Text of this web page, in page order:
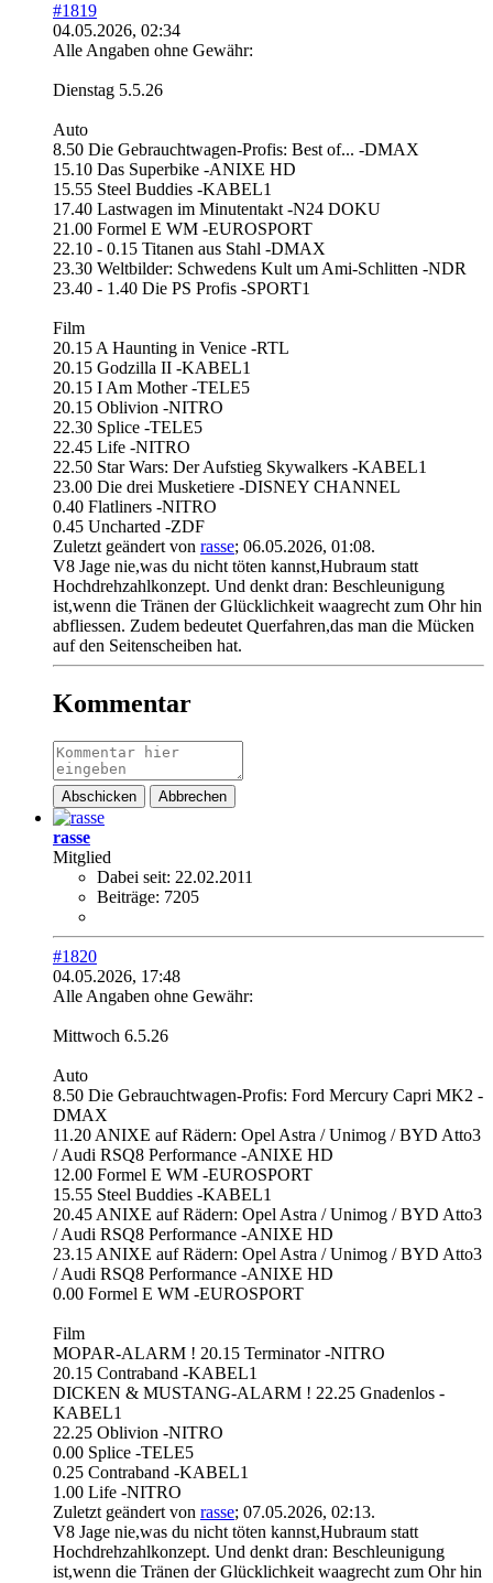
#1819
04.05.2026, 02:34
Alle Angaben ohne Gewähr:
Dienstag 5.5.26
Auto
8.50 Die Gebrauchtwagen-Profis: Best of... -DMAX
15.10 Das Superbike -ANIXE HD
15.55 Steel Buddies -KABEL1
17.40 Lastwagen im Minutentakt -N24 DOKU
21.00 Formel E WM -EUROSPORT
22.10 - 0.15 Titanen aus Stahl -DMAX
23.30 Weltbilder: Schwedens Kult um Ami-Schlitten -NDR
23.40 - 1.40 Die PS Profis -SPORT1
Film
20.15 A Haunting in Venice -RTL
20.15 Godzilla II -KABEL1
20.15 I Am Mother -TELE5
20.15 Oblivion -NITRO
22.30 Splice -TELE5
22.45 Life -NITRO
22.50 Star Wars: Der Aufstieg Skywalkers -KABEL1
23.00 Die drei Musketiere -DISNEY CHANNEL
0.40 Flatliners -NITRO
0.45 Uncharted -ZDF
Zuletzt geändert von rasse; 06.05.2026, 01:08.
V8 Jage nie,was du nicht töten kannst,Hubraum statt
Hochdrehzahlkonzept. Und denkt dran: Beschleunigung
ist,wenn die Tränen der Glücklichkeit waagrecht zum Ohr hin
abfliessen. Zudem bedeutet Querfahren,das man die Mücken
auf den Seitenscheiben hat.
Kommentar
Abschicken Abbrechen
rasse
Mitglied
Dabei seit: 22.02.2011
Beiträge: 7205
#1820
04.05.2026, 17:48
Alle Angaben ohne Gewähr:
Mittwoch 6.5.26
Auto
8.50 Die Gebrauchtwagen-Profis: Ford Mercury Capri MK2 -
DMAX
11.20 ANIXE auf Rädern: Opel Astra / Unimog / BYD Atto3
/ Audi RSQ8 Performance -ANIXE HD
12.00 Formel E WM -EUROSPORT
15.55 Steel Buddies -KABEL1
20.45 ANIXE auf Rädern: Opel Astra / Unimog / BYD Atto3
/ Audi RSQ8 Performance -ANIXE HD
23.15 ANIXE auf Rädern: Opel Astra / Unimog / BYD Atto3
/ Audi RSQ8 Performance -ANIXE HD
0.00 Formel E WM -EUROSPORT
Film
MOPAR-ALARM ! 20.15 Terminator -NITRO
20.15 Contraband -KABEL1
DICKEN & MUSTANG-ALARM ! 22.25 Gnadenlos -
KABEL1
22.25 Oblivion -NITRO
0.00 Splice -TELE5
0.25 Contraband -KABEL1
1.00 Life -NITRO
Zuletzt geändert von rasse; 07.05.2026, 02:13.
V8 Jage nie,was du nicht töten kannst,Hubraum statt
Hochdrehzahlkonzept. Und denkt dran: Beschleunigung
ist,wenn die Tränen der Glücklichkeit waagrecht zum Ohr hin